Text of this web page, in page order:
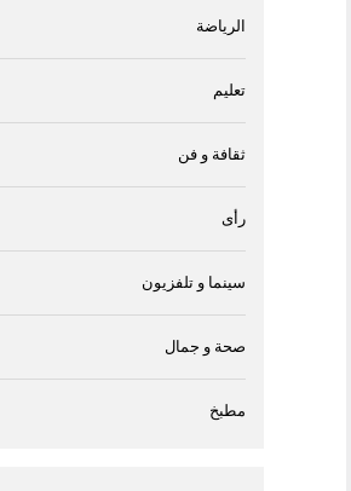
الرياضة
تعليم
ثقافة و فن
رأى
سينما و تلفزيون
صحة و جمال
مطبخ